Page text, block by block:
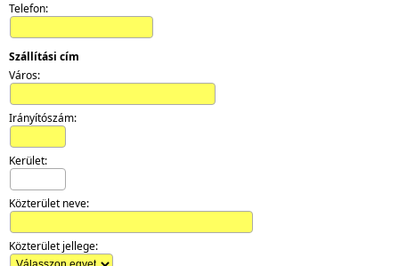
Telefon:
Szállítási cím
Város:
Irányítószám:
Kerület:
Közterület neve:
Közterület jellege: